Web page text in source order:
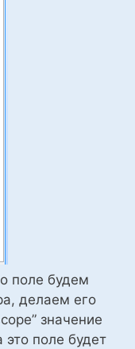
поле будем
делаем его
значение
это поле будет